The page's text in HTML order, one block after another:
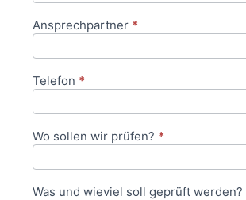
Ansprechpartner *
Telefon *
Wo sollen wir prüfen? *
Was und wieviel soll geprüft werden?